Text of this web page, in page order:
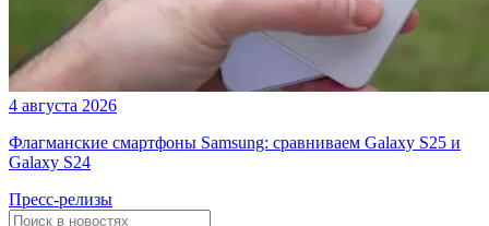
4 августа 2026
Флагманские смартфоны Samsung: сравниваем Galaxy S25 и
Galaxy S24
Пресс-релизы